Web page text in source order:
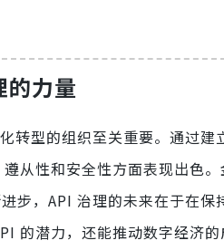
的力量
转型的组织至关重要。通过
从性和安全性方面表现出色
步，API 治理的未来在于在
的潜力，还能推动数字经济的